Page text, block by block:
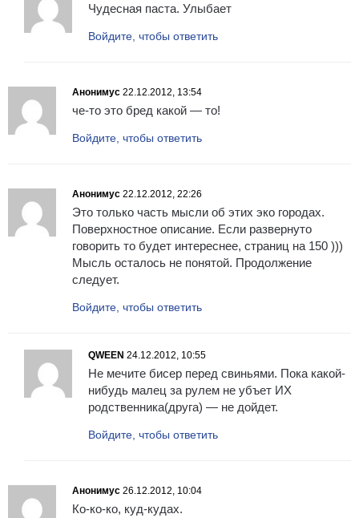
Чудесная паста. Улыбает
Войдите, чтобы ответить
Анонимус 22.12.2012, 13:54
че-то это бред какой — то!
Войдите, чтобы ответить
Анонимус 22.12.2012, 22:26
Это только часть мысли об этих эко городах.
Поверхностное описание. Если развернуто
говорить то будет интереснее, страниц на 150 )))
Мысль осталось не понятой. Продолжение
следует.
Войдите, чтобы ответить
QWEEN 24.12.2012, 10:55
Не мечите бисер перед свиньями. Пока какой-
нибудь малец за рулем не убъет ИХ
родственника(друга) — не дойдет.
Войдите, чтобы ответить
Анонимус 26.12.2012, 10:04
Ко-ко-ко, куд-кудах.